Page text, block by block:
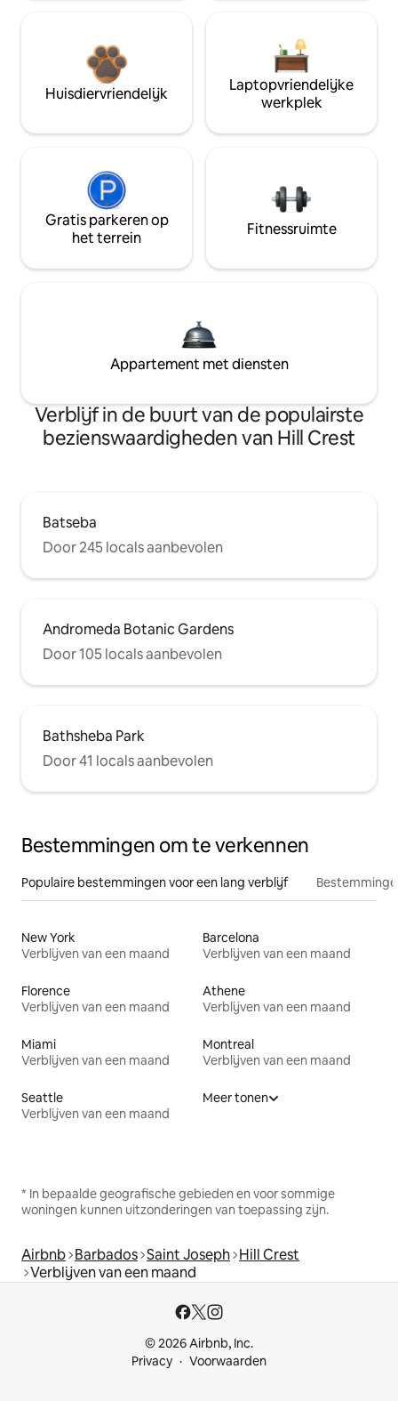
Huisdiervriendelijk
Laptopvriendelijke
werkplek
Gratis parkeren op
het terrein
Fitnessruimte
Appartement met diensten
Verblijf in de buurt van de populairste
bezienswaardigheden van Hill Crest
Batseba
Door 245 locals aanbevolen
Andromeda Botanic Gardens
Door 105 locals aanbevolen
Bathsheba Park
Door 41 locals aanbevolen
Bestemmingen om te verkennen
Populaire bestemmingen voor een lang verblijf
New York
Verblijven van een maand
Barcelona
Verblijven van een maand
Florence
Verblijven van een maand
Athene
Verblijven van een maand
Miami
Verblijven van een maand
Montreal
Verblijven van een maand
Seattle
Verblijven van een maand
Meer tonen
* In bepaalde geografische gebieden en voor sommige
woningen kunnen uitzonderingen van toepassing zijn.
Airbnb Barbados Saint Joseph Hill Crest
Verblijven van een maand
© 2026 Airbnb, Inc.
Privacy
Voorwaarden